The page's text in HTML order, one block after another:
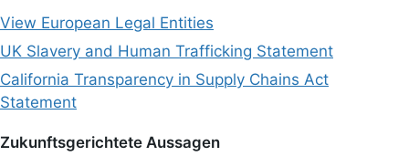
View European Legal Entities
UK Slavery and Human Trafficking Statement
California Transparency in Supply Chains Act
Statement
Zukunftsgerichtete Aussagen